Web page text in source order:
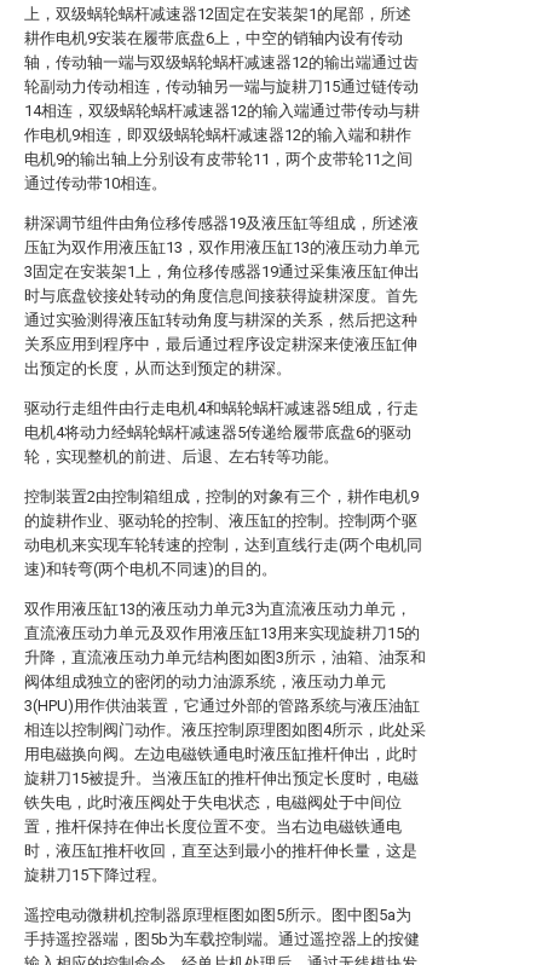
上，双级蜗轮蜗杆减速器12固定在安装架1的尾部，所述
耕作电机9安装在履带底盘6上，中空的销轴内设有传动
轴，传动轴一端与双级蜗轮蜗杆减速器12的输出端通过齿
轮副动力传动相连，传动轴另一端与旋耕刀15通过链传动
14相连，双级蜗轮蜗杆减速器12的输入端通过带传动与耕
作电机9相连，即双级蜗轮蜗杆减速器12的输入端和耕作
电机9的输出轴上分别设有皮带轮11，两个皮带轮11之间
通过传动带10相连。
耕深调节组件由角位移传感器19及液压缸等组成，所述液
压缸为双作用液压缸13，双作用液压缸13的液压动力单元
3固定在安装架1上，角位移传感器19通过采集液压缸伸出
时与底盘铰接处转动的角度信息间接获得旋耕深度。首先
通过实验测得液压缸转动角度与耕深的关系，然后把这种
关系应用到程序中，最后通过程序设定耕深来使液压缸伸
出预定的长度，从而达到预定的耕深。
驱动行走组件由行走电机4和蜗轮蜗杆减速器5组成，行走
电机4将动力经蜗轮蜗杆减速器5传递给履带底盘6的驱动
轮，实现整机的前进、后退、左右转等功能。
控制装置2由控制箱组成，控制的对象有三个，耕作电机9
的旋耕作业、驱动轮的控制、液压缸的控制。控制两个驱
动电机来实现车轮转速的控制，达到直线行走(两个电机同
速)和转弯(两个电机不同速)的目的。
双作用液压缸13的液压动力单元3为直流液压动力单元，
直流液压动力单元及双作用液压缸13用来实现旋耕刀15的
升降，直流液压动力单元结构图如图3所示，油箱、油泵和
阀体组成独立的密闭的动力油源系统，液压动力单元
3(HPU)用作供油装置，它通过外部的管路系统与液压油缸
相连以控制阀门动作。液压控制原理图如图4所示，此处采
用电磁换向阀。左边电磁铁通电时液压缸推杆伸出，此时
旋耕刀15被提升。当液压缸的推杆伸出预定长度时，电磁
铁失电，此时液压阀处于失电状态，电磁阀处于中间位
置，推杆保持在伸出长度位置不变。当右边电磁铁通电
时，液压缸推杆收回，直至达到最小的推杆伸长量，这是
旋耕刀15下降过程。
遥控电动微耕机控制器原理框图如图5所示。图中图5a为
手持遥控器端，图5b为车载控制端。通过遥控器上的按健